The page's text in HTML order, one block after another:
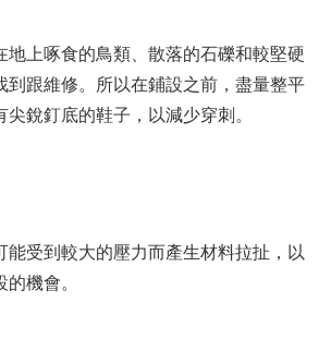
上啄食的鳥類、散落的石礫和較堅硬
跟維修。所以在鋪設之前，盡量整平
銳釘底的鞋子，以減少穿刺。
受到較大的壓力而產生材料拉扯，以
機會。